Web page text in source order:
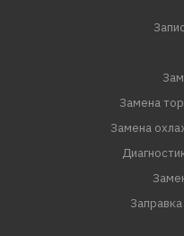
Замена
Замена